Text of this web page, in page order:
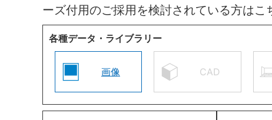
ーズ付用のご採用を検討されている方は
各種データ・ライブラリー
画像 CAD